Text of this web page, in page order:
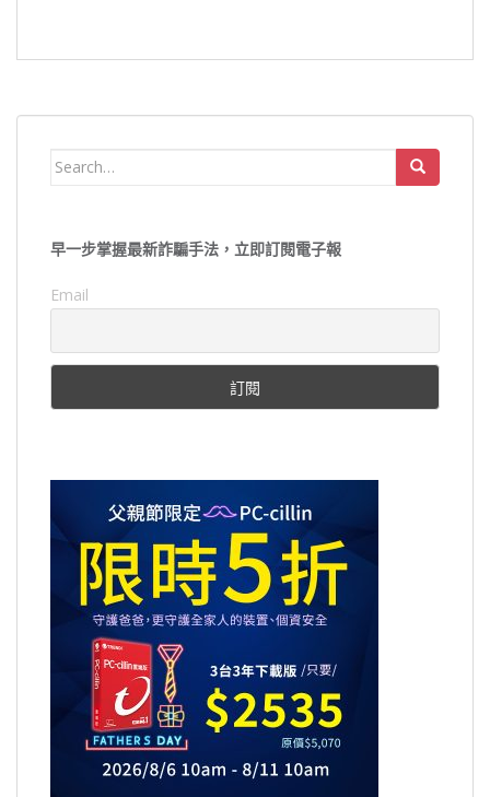
Search
早一步掌握最新詐騙手法，立即訂閱電子報
Email